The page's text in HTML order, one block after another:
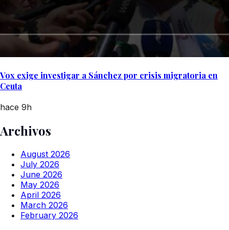
Vox exige investigar a Sánchez por crisis migratoria en
Ceuta
hace 9h
Archivos
August 2026
July 2026
June 2026
May 2026
April 2026
March 2026
February 2026